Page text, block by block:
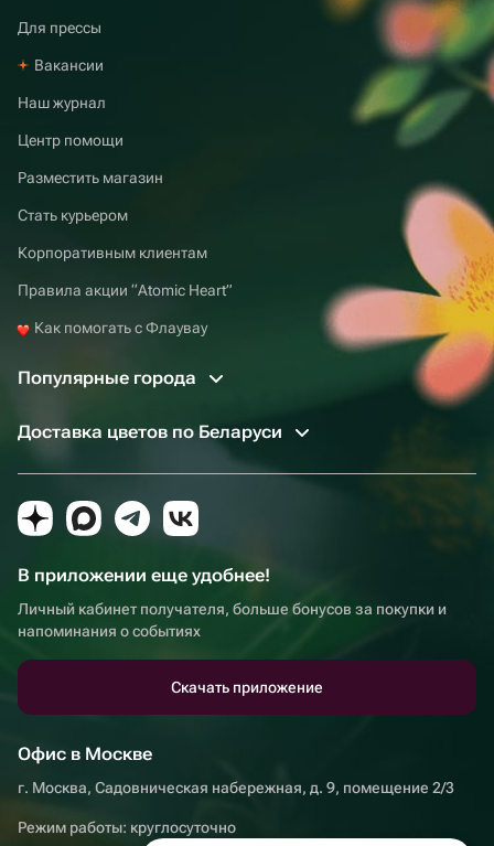
Для прессы
Вакансии
Наш журнал
Центр помощи
Разместить магазин
Стать курьером
Корпоративным клиентам
Правила акции “Atomic Heart”
Как помогать с Флаувау
Популярные города
Доставка цветов по Беларуси
В приложении еще удобнее!
Личный кабинет получателя, больше бонусов за покупки и
напоминания о событиях
Скачать приложение
Офис в Москве
г. Москва, Садовническая набережная, д. 9, помещение 2/3
Режим работы: круглосуточно